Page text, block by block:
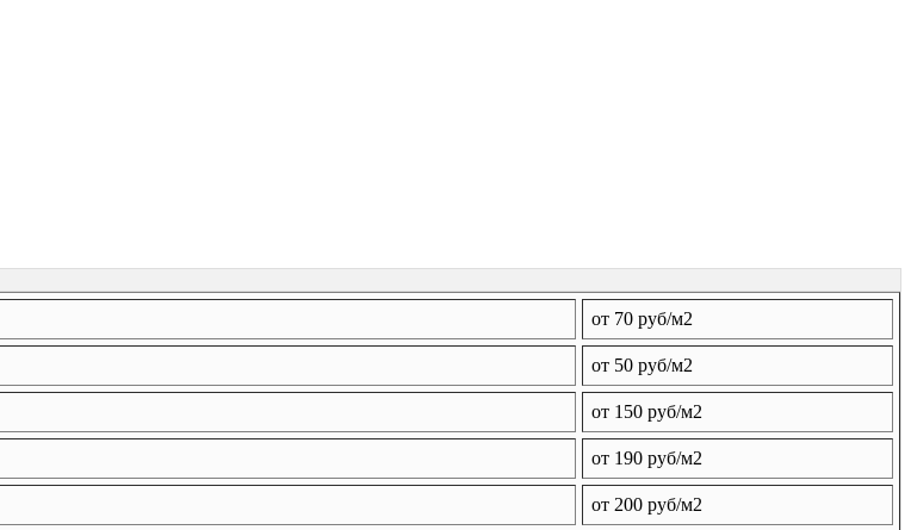
от 70 руб/м2
от 50 руб/м2
от 150 руб/м2
от 190 руб/м2
от 200 руб/м2